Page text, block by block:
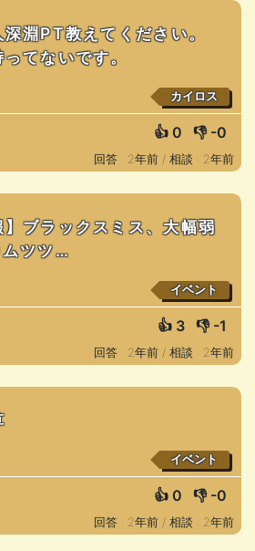
淵PT教えてください。
てないです。
カイロス
👍 0 👎 -0
回答 : 2年前 / 相談 : 2年前
】ブラックスミス、大幅弱
ツツ…
イベント
👍 3 👎 -1
回答 : 2年前 / 相談 : 2年前
イベント
👍 0 👎 -0
回答 : 2年前 / 相談 : 2年前